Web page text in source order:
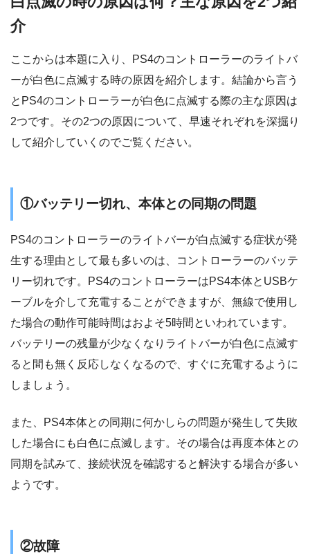
介
ここからは本題に入り、PS4のコントローラーのライトバ
ーが白色に点滅する時の原因を紹介します。結論から言う
とPS4のコントローラーが白色に点滅する際の主な原因は
2つです。その2つの原因について、早速それぞれを深掘り
して紹介していくのでご覧ください。
①バッテリー切れ、本体との同期の問題
PS4のコントローラーのライトバーが白点滅する症状が発
生する理由として最も多いのは、コントローラーのバッテ
リー切れです。PS4のコントローラーはPS4本体とUSBケ
ーブルを介して充電することができますが、無線で使用し
た場合の動作可能時間はおよそ5時間といわれています。
バッテリーの残量が少なくなりライトバーが白色に点滅す
ると間も無く反応しなくなるので、すぐに充電するように
しましょう。
また、PS4本体との同期に何かしらの問題が発生して失敗
した場合にも白色に点滅します。その場合は再度本体との
同期を試みて、接続状況を確認すると解決する場合が多い
ようです。
②故障